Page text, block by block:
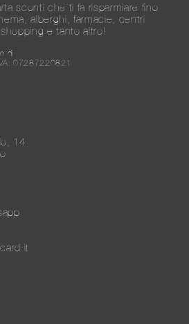
sconti che ti fa risparmiare fino
alberghi, farmacie, centri
e tanto altro!
di
07287220821
14